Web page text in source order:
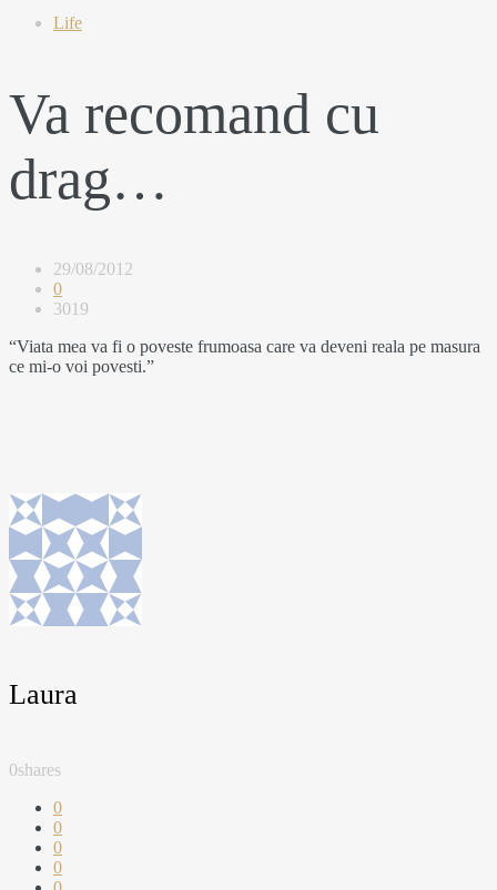
Life
Va recomand cu
drag…
29/08/2012
0
3019
“Viata mea va fi o poveste frumoasa care va deveni reala pe masura
ce mi-o voi povesti.”
Laura
0shares
0
0
0
0